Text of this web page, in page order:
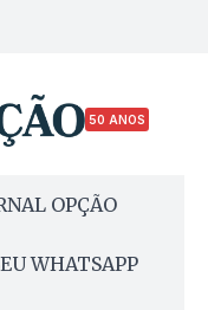
50 ANOS
OPÇÃO
WHATSAPP